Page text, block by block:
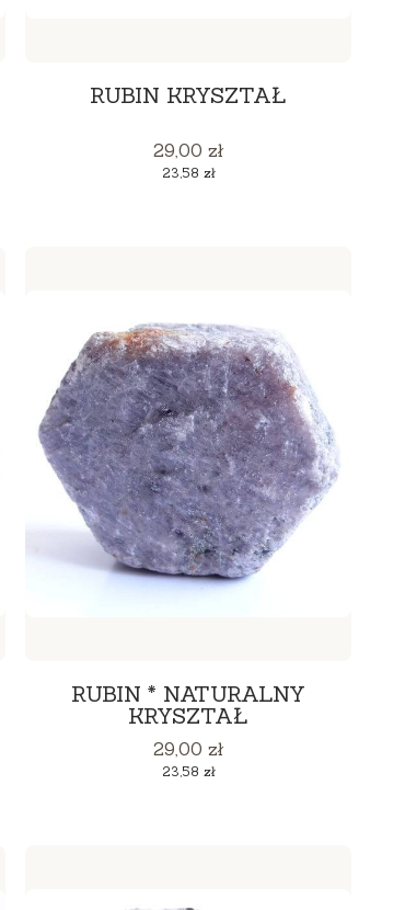
RUBIN KRYSZTAŁ
Cena
29,00 zł
Cena
23,58 zł
RUBIN * NATURALNY
KRYSZTAŁ
Cena
29,00 zł
Cena
23,58 zł